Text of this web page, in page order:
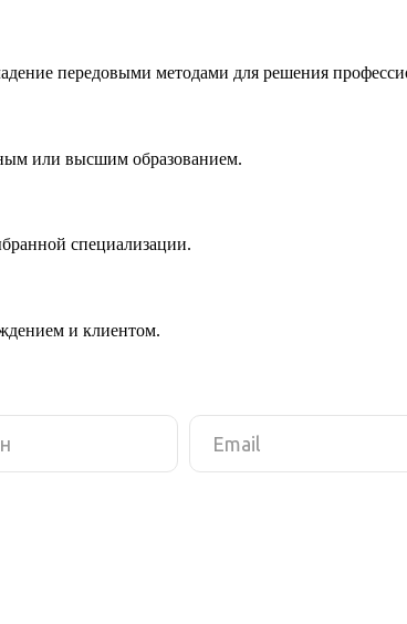
передовыми методами для решения
или высшим образованием.
специализации.
и клиентом.